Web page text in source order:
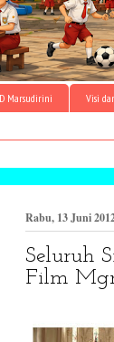
Marsudirini Visi
Rabu, 13 Juni
Seluruh
Film